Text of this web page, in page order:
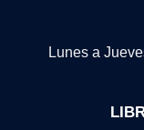
Lunes a